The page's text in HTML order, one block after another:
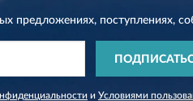
предложениях,поступлениях,
и Условиями